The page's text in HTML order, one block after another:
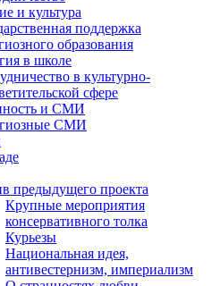
и культура
поддержка
образования
в школе
в культурно-
сфере
и СМИ
СМИ
предыдущего проекта
Крупные мероприятия
консервативного толка
Курьезы
Национальная идея,
антивестернизм, империализм